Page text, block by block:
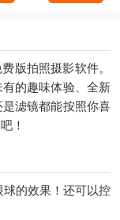
版拍照摄影软件。
的趣味体验、全新
滤镜都能按照你喜
！
的效果！还可以控